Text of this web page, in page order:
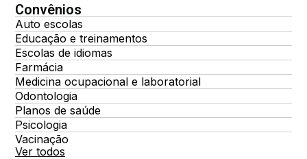
Convênios
Auto escolas
Educação e treinamentos
Escolas de idiomas
Farmácia
Medicina ocupacional e laboratorial
Odontologia
Planos de saúde
Psicologia
Vacinação
Ver todos